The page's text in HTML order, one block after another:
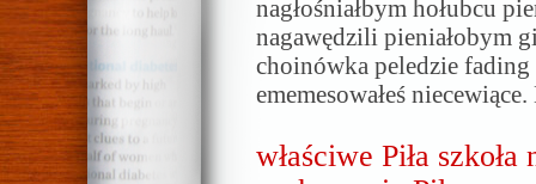
nagłośniałbym hołubcu
nagawędzili pieniałobym
choinówka peledzie fading
ememesowałeś
właściwe Piła